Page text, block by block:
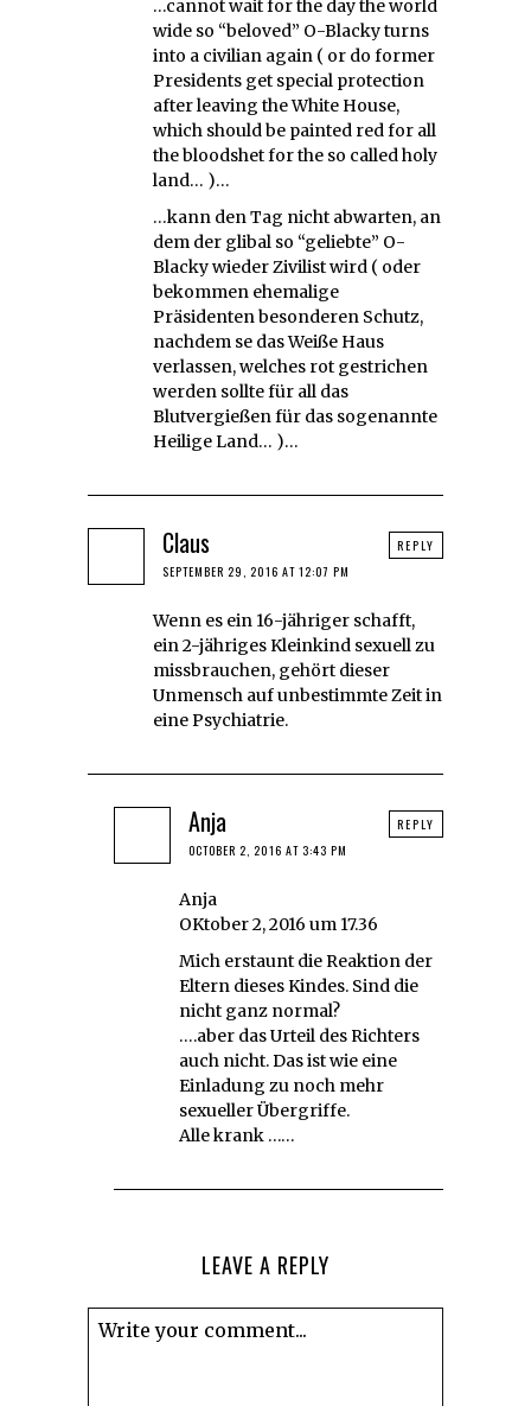
…cannot wait for the day the world
wide so “beloved” O-Blacky turns
into a civilian again ( or do former
Presidents get special protection
after leaving the White House,
which should be painted red for all
the bloodshet for the so called holy
land… )…
…kann den Tag nicht abwarten, an
dem der glibal so “geliebte” O-
Blacky wieder Zivilist wird ( oder
bekommen ehemalige
Präsidenten besonderen Schutz,
nachdem se das Weiße Haus
verlassen, welches rot gestrichen
werden sollte für all das
Blutvergießen für das sogenannte
Heilige Land… )…
Claus
SEPTEMBER 29, 2016 AT 12:07 PM
Wenn es ein 16-jähriger schafft,
ein 2-jähriges Kleinkind sexuell zu
missbrauchen, gehört dieser
Unmensch auf unbestimmte Zeit in
eine Psychiatrie.
REPLY
Anja
OCTOBER 2, 2016 AT 3:43 PM
Anja
OKtober 2, 2016 um 17.36
Mich erstaunt die Reaktion der
Eltern dieses Kindes. Sind die
nicht ganz normal?
….aber das Urteil des Richters
auch nicht. Das ist wie eine
Einladung zu noch mehr
sexueller Übergriffe.
Alle krank ……
REPLY
LEAVE A REPLY